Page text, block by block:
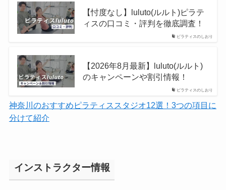
ピラティスのしおり
【忖度なし】luluto(ルルト)ピラテ
ィスの口コミ・評判を徹底調査！
ピラティスのしおり
【2026年8月最新】luluto(ルルト)
のキャンペーンや割引情報！
神奈川のおすすめピラティススタジオ12選！3つの項目に
分けて紹介
インストラクター情報